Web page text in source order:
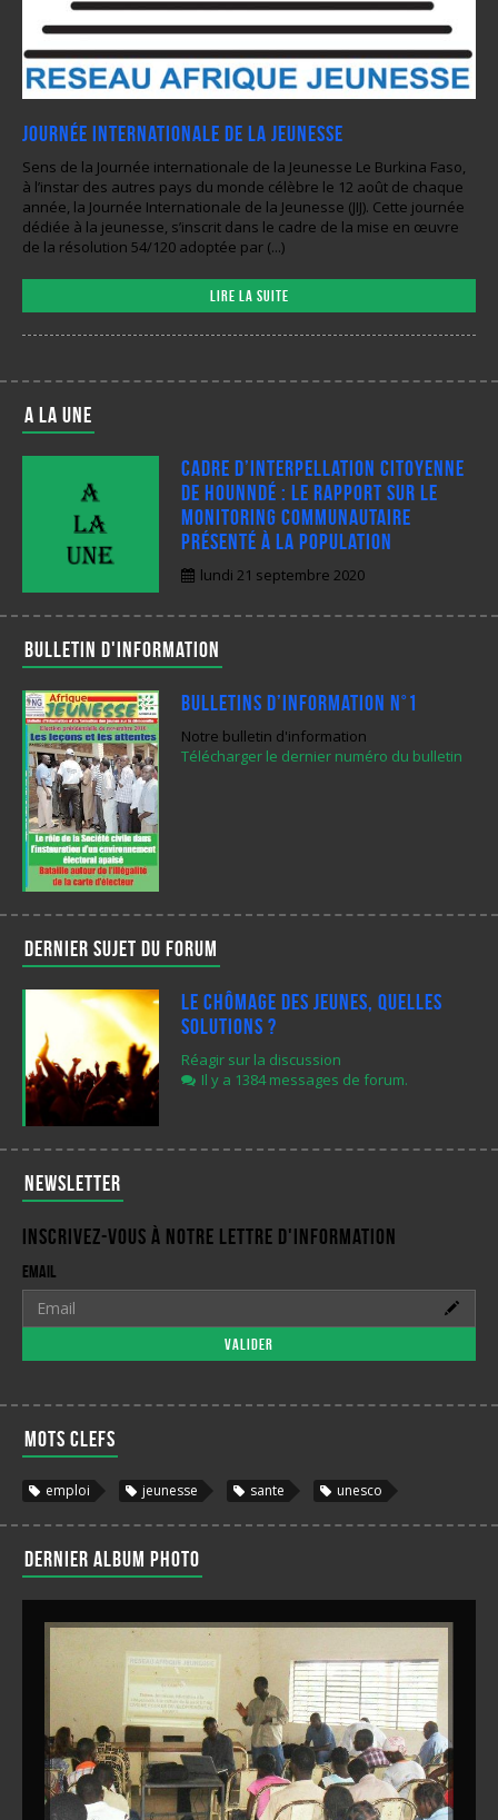
Journée internationale de la jeunesse
Sens de la Journée internationale de la Jeunesse Le Burkina Faso,
à l’instar des autres pays du monde célèbre le 12 août de chaque
année, la Journée Internationale de la Jeunesse (JIJ). Cette journée
dédiée à la jeunesse, s’inscrit dans le cadre de la mise en œuvre
de la résolution 54/120 adoptée par (...)
Lire la suite
A LA UNE
Cadre d’interpellation citoyenne
de Hounndé : Le rapport sur le
monitoring communautaire
présenté à la population
lundi 21 septembre 2020
Bulletin d'information
Bulletins d’Information N°1
Notre bulletin d'information
Télécharger le dernier numéro du bulletin
Dernier sujet du forum
Le chômage des jeunes, quelles
solutions ?
Réagir sur la discussion
Il y a 1384 messages de forum.
Newsletter
Inscrivez-vous à notre lettre d'information
Email
Valider
Mots clefs
emploi jeunesse sante unesco
Dernier album photo